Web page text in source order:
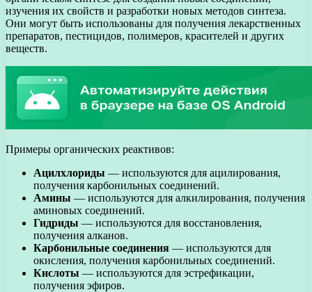
изучения их свойств и разработки новых методов синтеза.
Они могут быть использованы для получения лекарственных
препаратов, пестицидов, полимеров, красителей и других
веществ.
Примеры органических реактивов:
Ацилхлориды — используются для ацилирования,
получения карбонильных соединений.
Амины — используются для алкилирования, получения
аминовых соединений.
Гидриды — используются для восстановления,
получения алканов.
Карбонильные соединения — используются для
окисления, получения карбонильных соединений.
Кислоты — используются для эстрефикации,
получения эфиров.